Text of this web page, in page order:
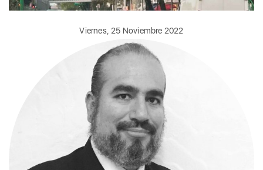
Viernes, 25 Noviembre 2022